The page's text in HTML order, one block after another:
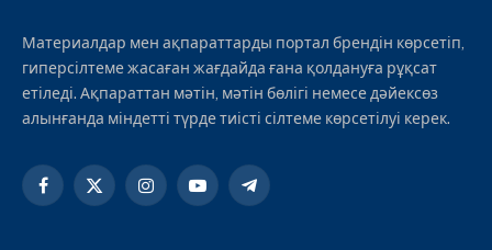
Материалдар мен ақпараттарды портал брендін көрсетіп,
гиперсілтеме жасаған жағдайда ғана қолдануға рұқсат
етіледі. Ақпараттан мәтін, мәтін бөлігі немесе дәйексөз
алынғанда міндетті түрде тиісті сілтеме көрсетілуі керек.
Facebook
X
InstagramYouTubeTelegram